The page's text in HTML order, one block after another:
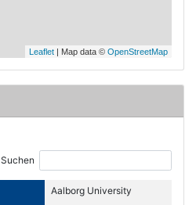
Leaflet | Map data © OpenStreetMap
Suchen
Aalborg University